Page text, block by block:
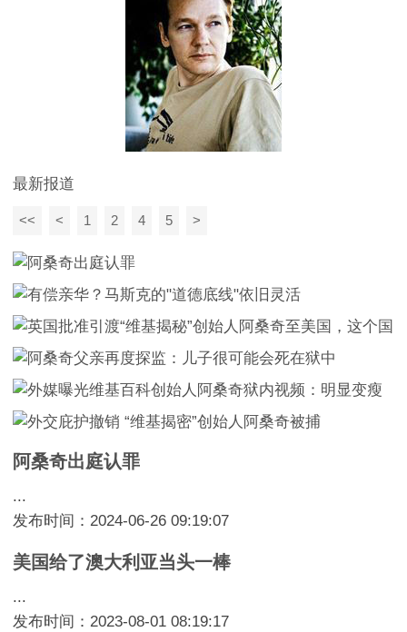
最新报道
<< < 1 2 4 5 >
阿桑奇出庭认罪
...
发布时间：2024-06-26 09:19:07
美国给了澳大利亚当头一棒
...
发布时间：2023-08-01 08:19:17